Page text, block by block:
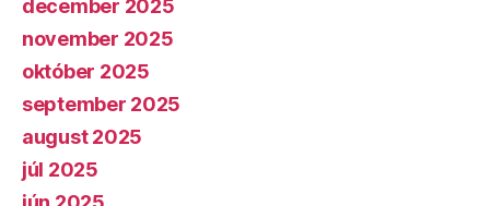
december 2025
november 2025
október 2025
september 2025
august 2025
júl 2025